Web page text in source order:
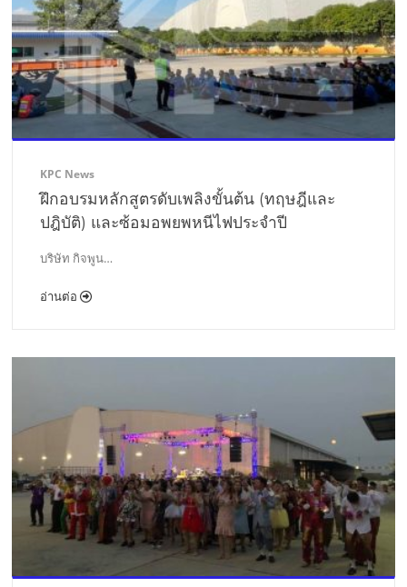
KPC News
ฝึกอบรมหลักสูตรดับเพลิงขั้นต้น (ทฤษฎีและ
ปฎิบัติ) และซ้อมอพยพหนีไฟประจําปี
บริษัท กิจพูน…
อ่านต่อ